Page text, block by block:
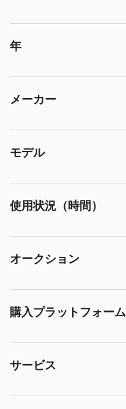
年
メーカー
モデル
使用状況（時間）
オークション
購入プラットフォーム
サービス